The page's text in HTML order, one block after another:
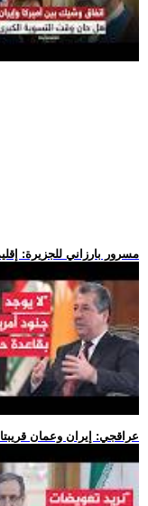
.. مسرور بارزاني للجزيرة:
.. عراقجي: إيران وعمان